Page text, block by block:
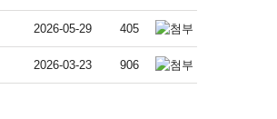
2026-05-29 405
2026-03-23 906